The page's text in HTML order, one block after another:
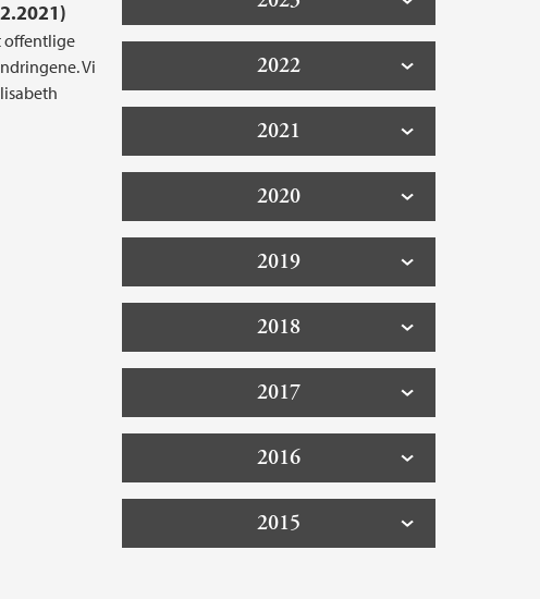
offentlige
Vi
2022
2021
2020
2019
2018
2017
2016
2015